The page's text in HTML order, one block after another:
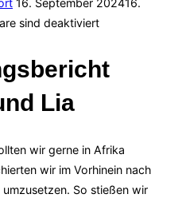
am
16. September 202416.
sind deaktiviert
Lia
wir gerne in Afrika
wir im Vorhinein nach
So stießen wir